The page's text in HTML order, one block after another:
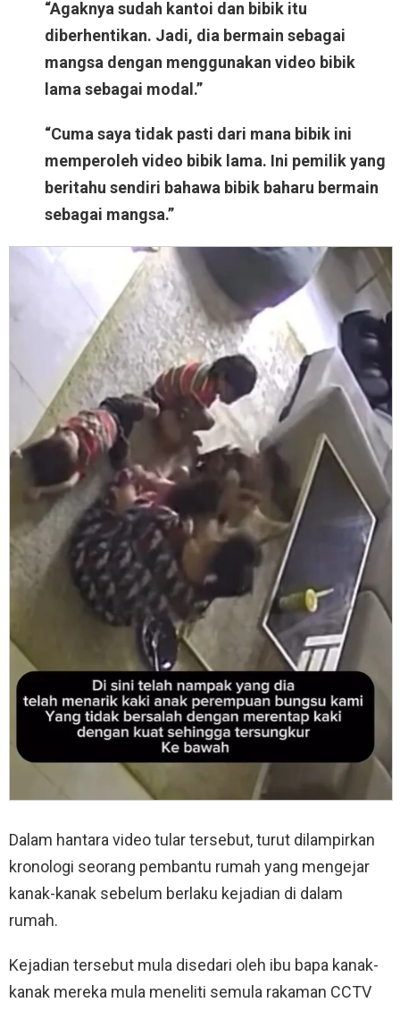
“Agaknya sudah kantoi dan bibik itu
diberhentikan. Jadi, dia bermain sebagai
mangsa dengan menggunakan video bibik
lama sebagai modal.”
“Cuma saya tidak pasti dari mana bibik ini
memperoleh video bibik lama. Ini pemilik yang
beritahu sendiri bahawa bibik baharu bermain
sebagai mangsa.”
Dalam hantara video tular tersebut, turut dilampirkan
kronologi seorang pembantu rumah yang mengejar
kanak-kanak sebelum berlaku kejadian di dalam
rumah.
Kejadian tersebut mula disedari oleh ibu bapa kanak-
kanak mereka mula meneliti semula rakaman CCTV